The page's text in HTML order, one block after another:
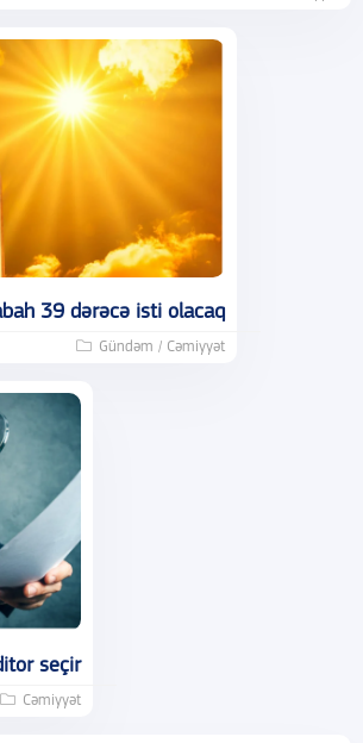
39 dərəcə isti olacaq
Gündəm / Cəmiyyət
seçir
Cəmiyyət